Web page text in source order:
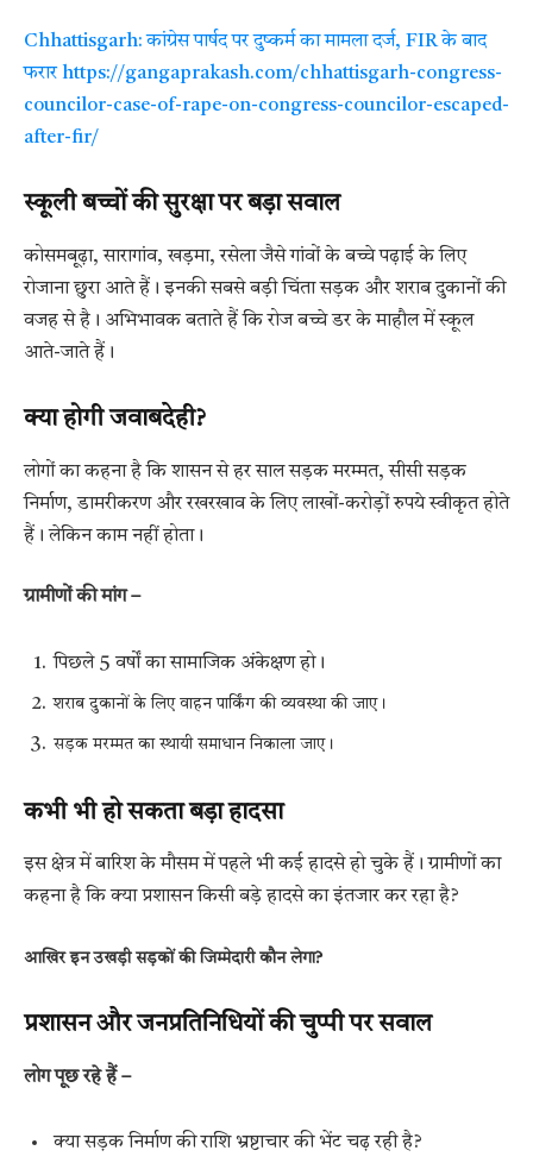
Chhattisgarh: कांग्रेस पार्षद पर दुष्कर्म का मामला दर्ज, FIR के बाद
फरार https://gangaprakash.com/chhattisgarh-congress-
councilor-case-of-rape-on-congress-councilor-escaped-
after-fir/
स्कूली बच्चों की सुरक्षा पर बड़ा सवाल
कोसमबूढ़ा, सारागांव, खड़मा, रसेला जैसे गांवों के बच्चे पढ़ाई के लिए
रोजाना छुरा आते हैं। इनकी सबसे बड़ी चिंता सड़क और शराब दुकानों की
वजह से है। अभिभावक बताते हैं कि रोज बच्चे डर के माहौल में स्कूल
आते-जाते हैं।
क्या होगी जवाबदेही?
लोगों का कहना है कि शासन से हर साल सड़क मरम्मत, सीसी सड़क
निर्माण, डामरीकरण और रखरखाव के लिए लाखों-करोड़ों रुपये स्वीकृत होते
हैं। लेकिन काम नहीं होता।
ग्रामीणों की मांग –
पिछले 5 वर्षों का सामाजिक अंकेक्षण हो।
शराब दुकानों के लिए वाहन पार्किंग की व्यवस्था की जाए।
सड़क मरम्मत का स्थायी समाधान निकाला जाए।
कभी भी हो सकता बड़ा हादसा
इस क्षेत्र में बारिश के मौसम में पहले भी कई हादसे हो चुके हैं। ग्रामीणों का
कहना है कि क्या प्रशासन किसी बड़े हादसे का इंतजार कर रहा है?
आखिर इन उखड़ी सड़कों की जिम्मेदारी कौन लेगा?
प्रशासन और जनप्रतिनिधियों की चुप्पी पर सवाल
लोग पूछ रहे हैं –
क्या सड़क निर्माण की राशि भ्रष्टाचार की भेंट चढ़ रही है?